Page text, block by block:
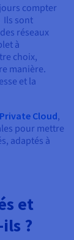
compter
Ils sont
réseaux
à
choix,
manière.
et la
Private Cloud,
pour mettre
adaptés à
et
?